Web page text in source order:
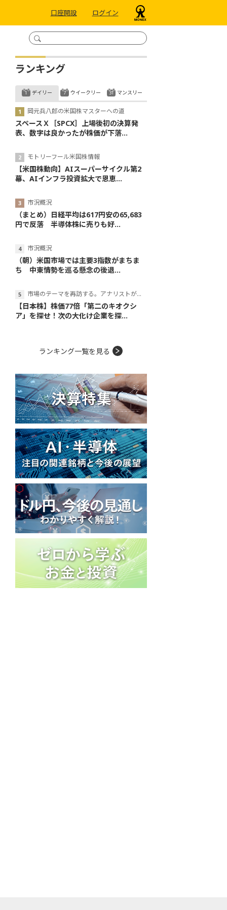
口座開設 ログイン
ランキング
デイリー
岡元兵八郎の米国株マスターへの道
スペースＸ［SPCX］上場後初の決算発
表、数字は良かったが株価が下落...
モトリーフール米国株情報
【米国株動向】AIスーパーサイクル第2
幕、AIインフラ投資拡大で恩恵...
市況概況
（まとめ）日経平均は617円安の65,683
円で反落 半導体株に売りも好...
市況概況
（朝）米国市場では主要3指数がまちま
ち 中東情勢を巡る懸念の後退...
市場のテーマを再訪する。アナリストが読み解くテーマの本質
【日本株】株価77倍「第二のキオクシ
ア」を探せ！次の大化け企業を探...
ウイークリー マンスリー
ランキング一覧を見る